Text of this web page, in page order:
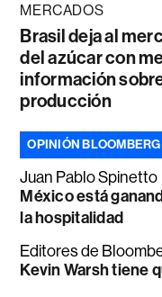
MERCADOS
Brasil deja al
del azúcar con
información
producción
OPINIÓN BLOOMBERG
Juan Pablo Spinetto
México está
la hospitalidad
Editores de
Kevin Warsh tiene